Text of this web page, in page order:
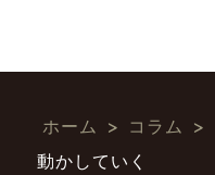
ホーム > コラム >
動かしていく